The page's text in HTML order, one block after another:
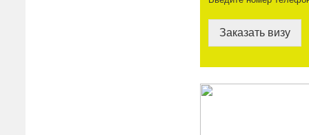
Заказать визу